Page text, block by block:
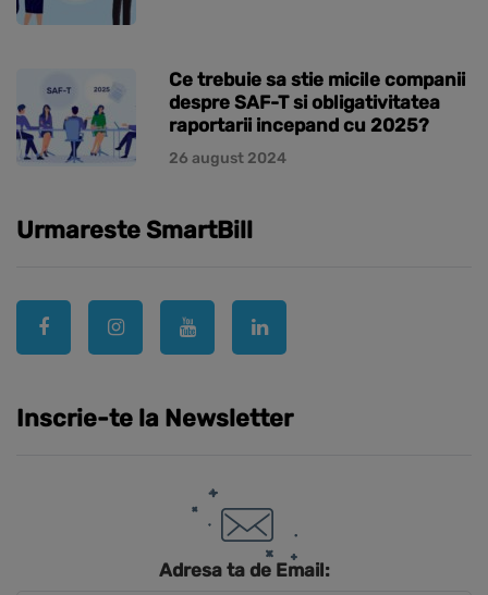
Ce trebuie sa stie micile companii
despre SAF-T si obligativitatea
raportarii incepand cu 2025?
26 august 2024
Urmareste SmartBill
Inscrie-te la Newsletter
Adresa ta de Email: